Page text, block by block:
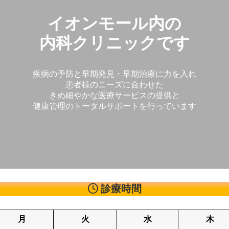
イオンモール内の
内科クリニックです
疾病の予防と早期発見・早期治療に力を入れ
患者様のニーズに合わせた
きめ細やかな医療サービスの提供と
健康管理のトータルサポートを行っています
診療時間
月 火 水 木